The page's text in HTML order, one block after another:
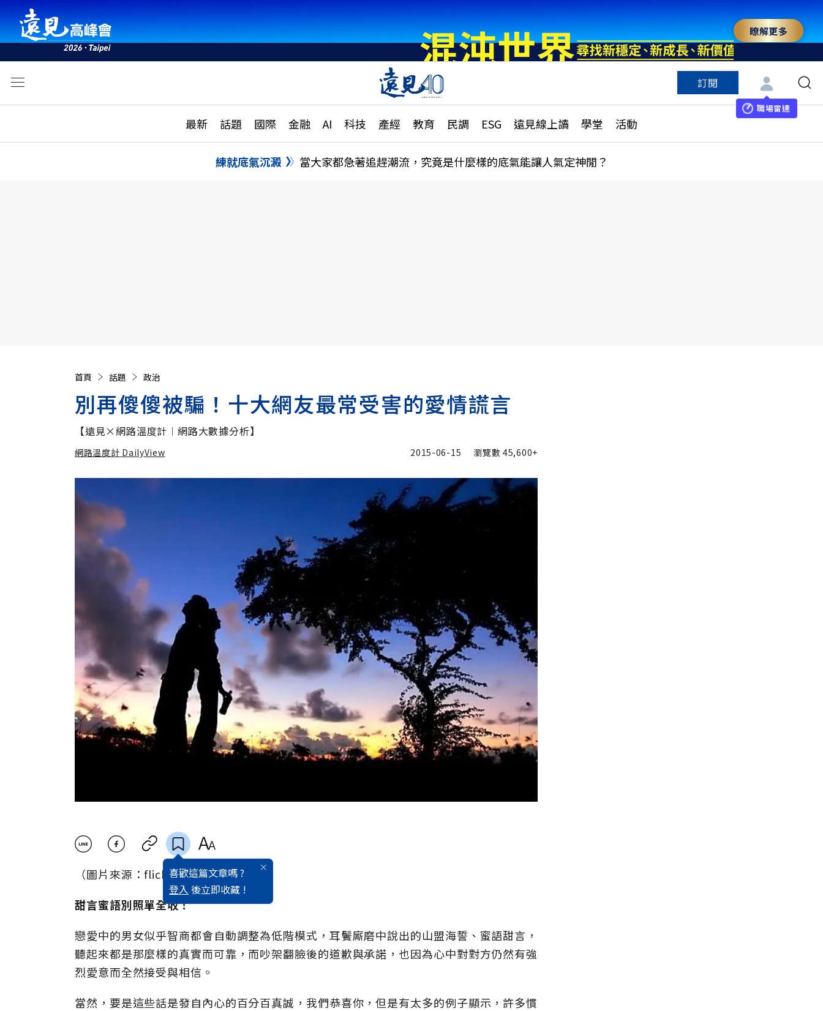
瞭解更多
訂閱
職場雷達
最新 話題 國際 金融 AI 科技 產經 教育 民調 ESG 遠見線上讀 學堂 活動
活動
話題
國際
特輯
大學升學、職涯攻略
縣市施政調查全解析
民調
更多訂閱方案
特色頻道
練就底氣沉澱 當大家都急著追趕潮流，究竟是什麼樣的底氣能讓人氣定神閒？
首頁 話題 政治
別再傻傻被騙！十大網友最常受害的愛情謊言
【遠見×網路溫度計︱網路大數據分析】
網路溫度計 DailyView 2015-06-15 瀏覽數45,600+
喜歡這篇文章嗎 ?
登入 後立即收藏 !
（圖片來源：flick nattu）
甜言蜜語別照單全收！
戀愛中的男女似乎智商都會自動調整為低階模式，耳鬢廝磨中說出的山盟海誓、蜜語甜言，
聽起來都是那麼樣的真實而可靠，而吵架翻臉後的道歉與承諾，也因為心中對對方仍然有強
烈愛意而全然接受與相信。
當然，要是這些話是發自內心的百分百真誠，我們恭喜你，但是有太多的例子顯示，許多慣